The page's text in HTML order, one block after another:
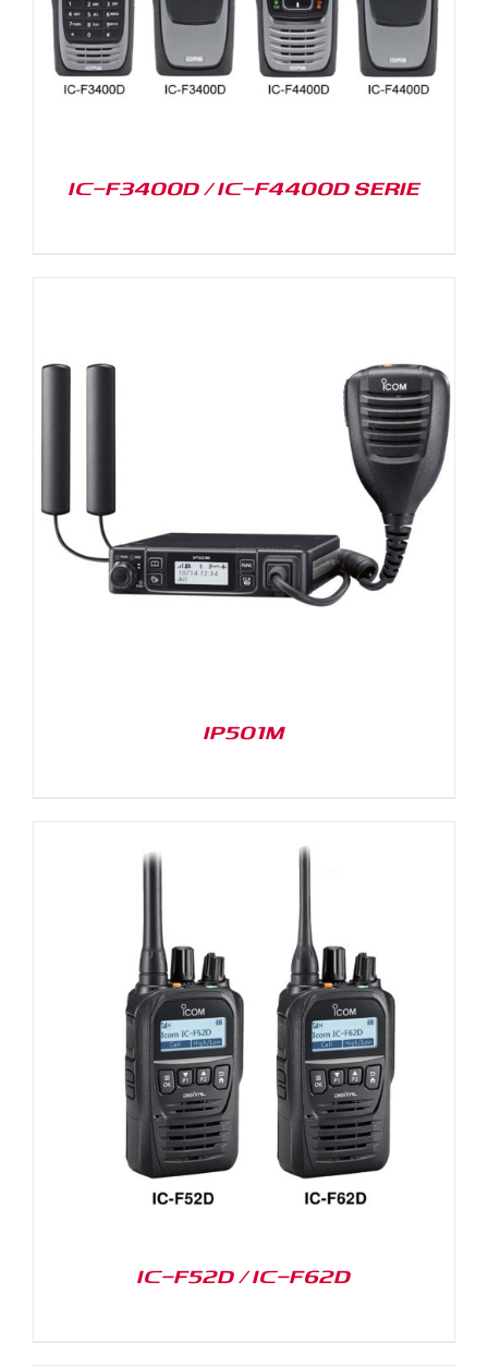
IC-F3400D / IC-F4400D SERIE
IP501M
IC-F52D / IC-F62D